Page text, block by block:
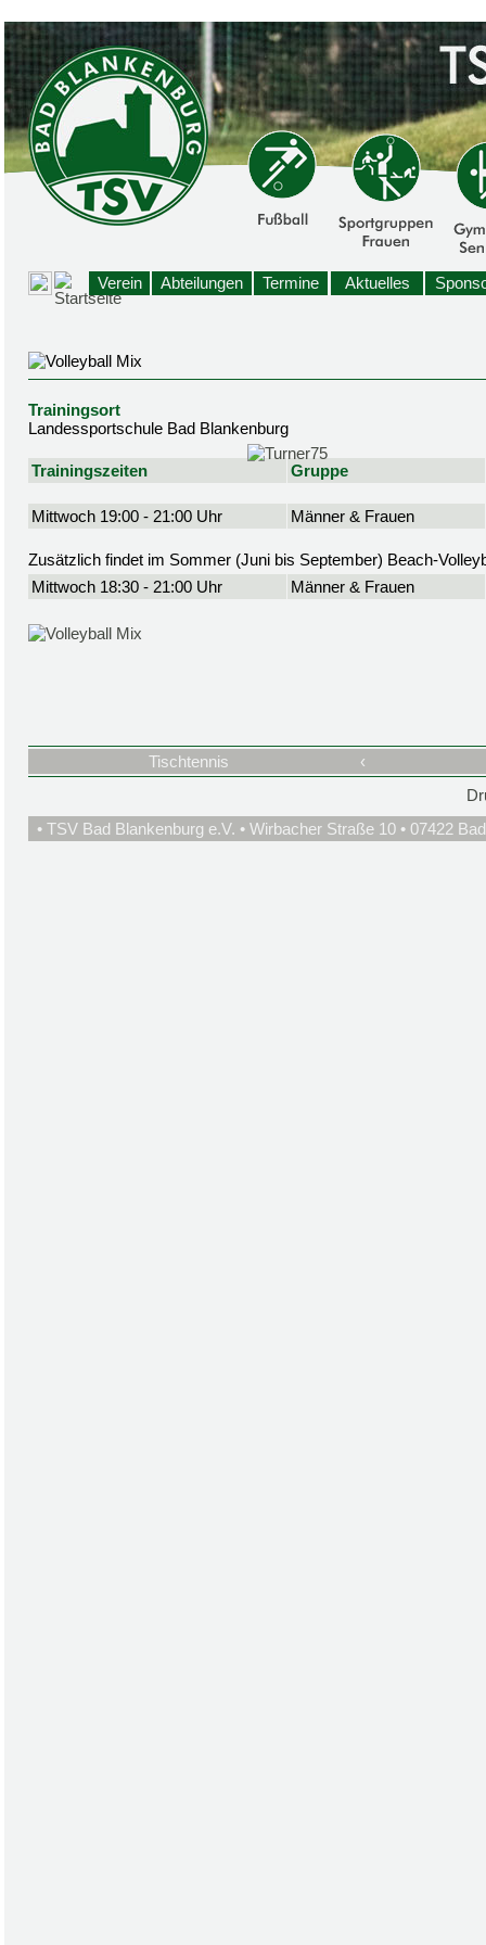
Verein Abteilungen Termine Aktuelles
Trainingsort
Landessportschule Bad Blankenburg
Trainingszeiten Gruppe
Mittwoch 19:00 - 21:00 Uhr Männer & Frauen
Zusätzlich findet im Sommer (Juni bis September) Beach-
Mittwoch 18:30 - 21:00 Uhr
Männer & Frauen
Tischtennis
‹
• TSV Bad Blankenburg e.V. • Wirbacher Straße 10 • 07422